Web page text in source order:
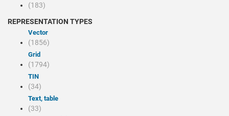
(183)
REPRESENTATION TYPES
Vector
(1856)
Grid
(1794)
TIN
(34)
Text, table
(33)